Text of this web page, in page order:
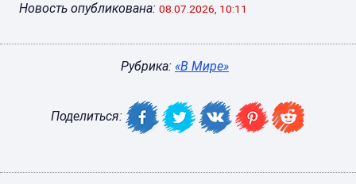
Новость опубликована: 08.07.2026, 10:11
Рубрика: «В Мире»
Поделиться: